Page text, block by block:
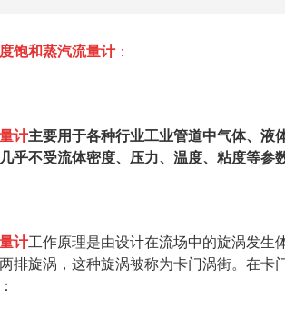
饱和蒸汽流量计：
计主要用于各种行业工业管道中气体、液
乎不受流体密度、压力、温度、粘度等
计工作原理是由设计在流场中的旋涡发生
排旋涡，这种旋涡被称为卡门涡街。在卡